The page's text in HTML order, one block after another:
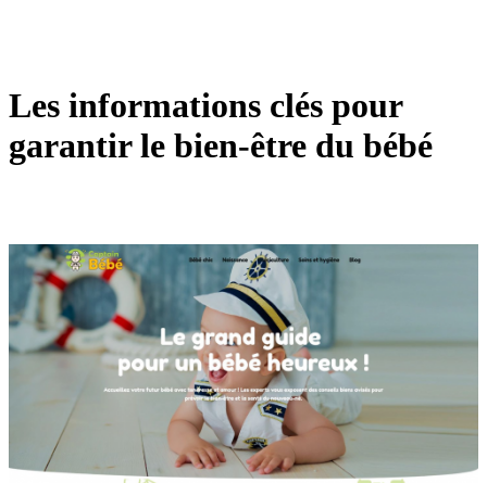
Les informations clés pour
garantir le bien-être du bébé